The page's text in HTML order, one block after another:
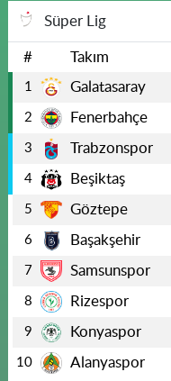
Süper Lig
# Takım
1 Galatasaray
2 Fenerbahçe
3 Trabzonspor
4 Beşiktaş
5 Göztepe
6 Başakşehir
7 Samsunspor
8 Rizespor
9 Konyaspor
10 Alanyaspor